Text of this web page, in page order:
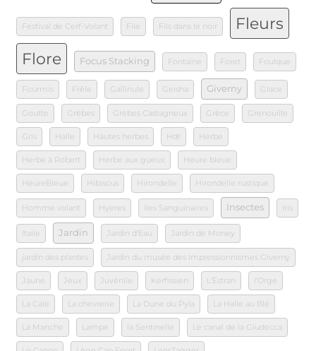
Festival de Cerf-Volant Filé Fils dans le noir
Fleurs
Flore
Focus Stacking Fontaine Foret Foulque
Fourmis Frêle Gallinule Geisha Giverny Glace
Goutte Grèbes Grèbes Castagneux Grèce Grenouille
Gris Halle Hautes herbes Hdr Herbe
Herbe à Robert Herbe aux gueux Heure bleue
HeureBleue Hibiscus Hirondelle Hirondelle rustique
Homme volant Hyeres Iles Sanguinaires Insectes Iris
Italie Jardin Jardin d'Eau Jardin de Money
jardin des plantes Jardin du musée des Impressionnismes Giverny
Jaune Jeux Juvénile Kerfissien L'Estran l'Orge
La Cale La chevrerie La Dune du Pyla La Halle au Blé
La Manche Lampe la Sentinelle Le canal de la Giudecca